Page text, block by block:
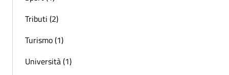
Tributi (2)
Turismo (1)
Università (1)